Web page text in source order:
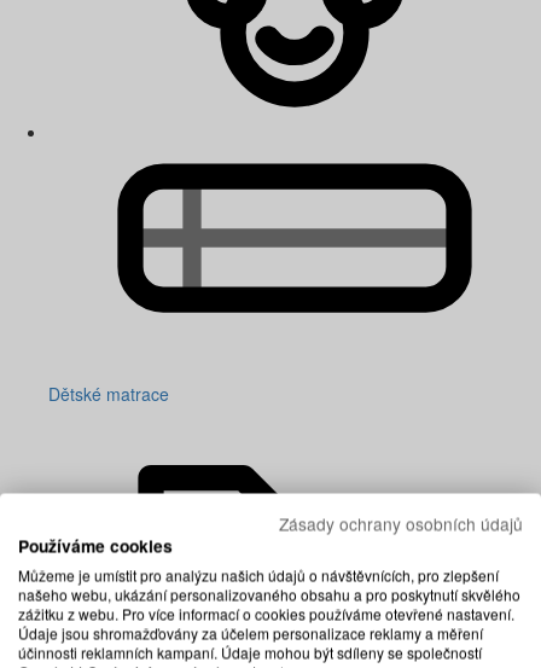
Dětské matrace
Zásady ochrany osobních údajů
Používáme cookies
Můžeme je umístit pro analýzu našich údajů o návštěvnících, pro zlepšení
našeho webu, ukázání personalizovaného obsahu a pro poskytnutí skvělého
zážitku z webu. Pro více informací o cookies používáme otevřené nastavení.
Údaje jsou shromažďovány za účelem personalizace reklamy a měření
účinnosti reklamních kampaní. Údaje mohou být sdíleny se společností